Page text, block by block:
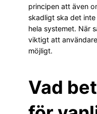
principen att även
skadligt ska det
hela systemet. När
viktigt att
möjligt.
Vad